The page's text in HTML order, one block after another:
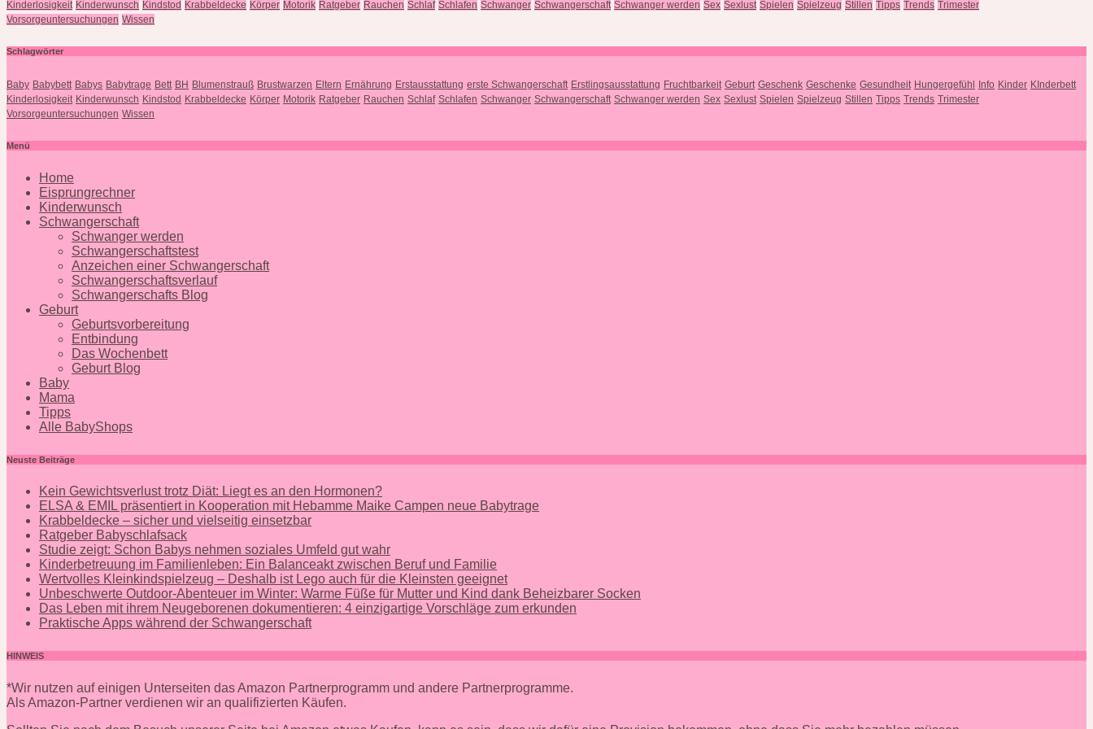
Kinderlosigkeit Kinderwunsch Kindstod Krabbeldecke Körper Motorik Ratgeber Rauchen Schlaf Schlafen Schwanger Schwangerschaft Schwanger werden Sex Sexlust Spielen Spielzeug Stillen Tipps Trends Trimester
Vorsorgeuntersuchungen Wissen
Schlagwörter
Baby Babybett Babys Babytrage Bett BH Blumenstrauß Brustwarzen Eltern Ernährung Erstausstattung erste Schwangerschaft Erstlingsausstattung Fruchtbarkeit Geburt Geschenk Geschenke Gesundheit Hungergefühl Info Kinder KInderbett
Kinderlosigkeit Kinderwunsch Kindstod Krabbeldecke Körper Motorik Ratgeber Rauchen Schlaf Schlafen Schwanger Schwangerschaft Schwanger werden Sex Sexlust Spielen Spielzeug Stillen Tipps Trends Trimester
Vorsorgeuntersuchungen Wissen
Menü
Home
Eisprungrechner
Kinderwunsch
Schwangerschaft
Schwanger werden
Schwangerschaftstest
Anzeichen einer Schwangerschaft
Schwangerschaftsverlauf
Schwangerschafts Blog
Geburt
Geburtsvorbereitung
Entbindung
Das Wochenbett
Geburt Blog
Baby
Mama
Tipps
Alle BabyShops
Neuste Beiträge
Kein Gewichtsverlust trotz Diät: Liegt es an den Hormonen?
ELSA & EMIL präsentiert in Kooperation mit Hebamme Maike Campen neue Babytrage
Krabbeldecke – sicher und vielseitig einsetzbar
Ratgeber Babyschlafsack
Studie zeigt: Schon Babys nehmen soziales Umfeld gut wahr
Kinderbetreuung im Familienleben: Ein Balanceakt zwischen Beruf und Familie
Wertvolles Kleinkindspielzeug – Deshalb ist Lego auch für die Kleinsten geeignet
Unbeschwerte Outdoor-Abenteuer im Winter: Warme Füße für Mutter und Kind dank Beheizbarer Socken
Das Leben mit ihrem Neugeborenen dokumentieren: 4 einzigartige Vorschläge zum erkunden
Praktische Apps während der Schwangerschaft
HINWEIS
*Wir nutzen auf einigen Unterseiten das Amazon Partnerprogramm und andere Partnerprogramme.
Als Amazon-Partner verdienen wir an qualifizierten Käufen.